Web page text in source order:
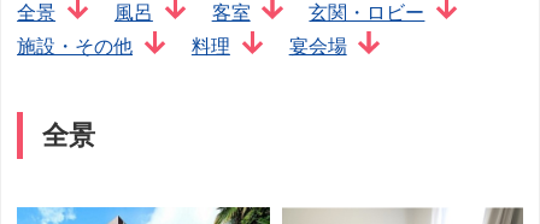
全景 風呂 客室
玄関・ロビー
施設・その他
料理 宴会場
全景